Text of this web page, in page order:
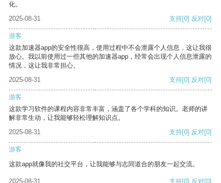
化。
2025-08-31
支持[0] 反对[0]
游客
这款加速器app的安全性很高，使用过程中不会泄露个人信息，这让我很
放心。我以前使用过一些其他的加速器app，经常会出现个人信息泄露的
情况，这让我非常担心。
2025-08-31
支持[0] 反对[0]
游客
这款学习软件的课程内容非常丰富，涵盖了各个学科的知识。老师的讲
解非常生动，让我能够轻松理解知识点。
2025-08-31
支持[0] 反对[0]
游客
这款app就像我的社交平台，让我能够与志同道合的朋友一起交流。
2025-08-31 支持[0] 反对[0]